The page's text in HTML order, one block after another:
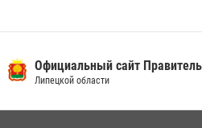
28 июля 2026, 14:38 4
Официальный сайт
Липецкой области